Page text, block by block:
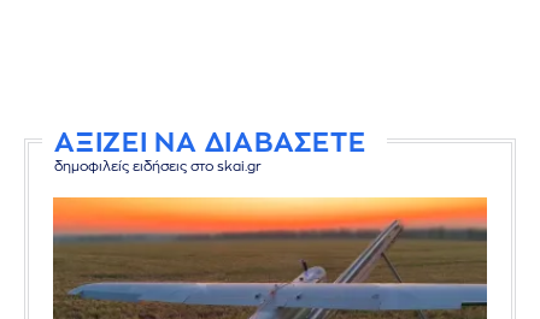
ΑΞΙΖΕΙ ΝΑ ΔΙΑΒΑΣΕΤΕ
δημοφιλείς ειδήσεις στο skai.gr